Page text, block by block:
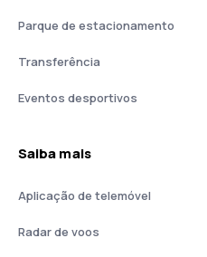
Parque de estacionamento
Transferência
Eventos desportivos
Saiba mais
Aplicação de telemóvel
Radar de voos